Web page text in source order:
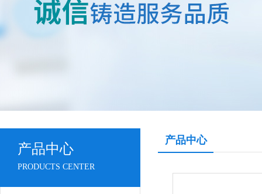
产品中心
PRODUCTS CENTER
产品中心